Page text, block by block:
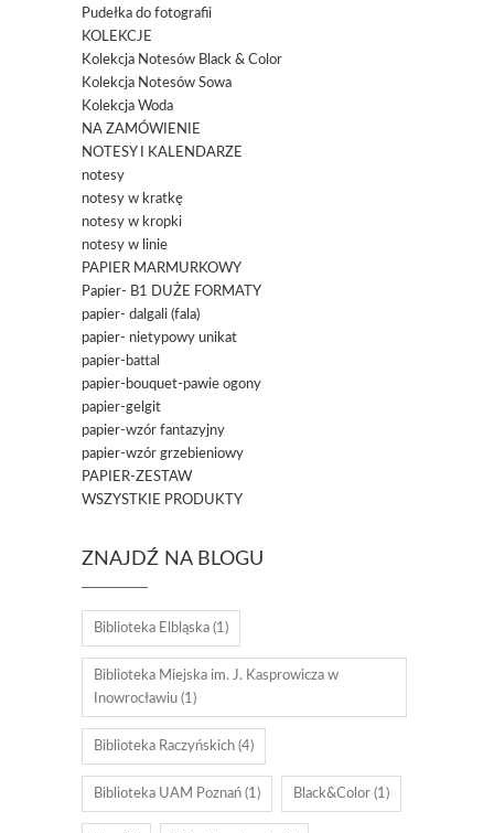
Pudełka do fotografii
KOLEKCJE
Kolekcja Notesów Black & Color
Kolekcja Notesów Sowa
Kolekcja Woda
NA ZAMÓWIENIE
NOTESY I KALENDARZE
notesy
notesy w kratkę
notesy w kropki
notesy w linie
PAPIER MARMURKOWY
Papier- B1 DUŻE FORMATY
papier- dalgali (fala)
papier- nietypowy unikat
papier-battal
papier-bouquet-pawie ogony
papier-gelgit
papier-wzór fantazyjny
papier-wzór grzebieniowy
PAPIER-ZESTAW
WSZYSTKIE PRODUKTY
ZNAJDŹ NA BLOGU
Biblioteka Elbląska (1)
Biblioteka Miejska im. J. Kasprowicza w
Inowrocławiu (1)
Biblioteka Raczyńskich (4)
Biblioteka UAM Poznań (1) Black&Color (1)